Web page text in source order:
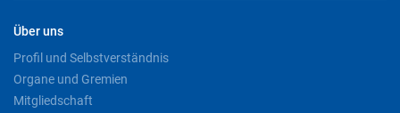
Über uns
Profil und Selbstverständnis
Organe und Gremien
Mitgliedschaft